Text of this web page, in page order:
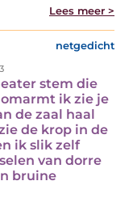
Lees meer >
netgedicht
stem die
ik zie je
de zaal haal
de krop in de
ik slik zelf
van dorre
bruine